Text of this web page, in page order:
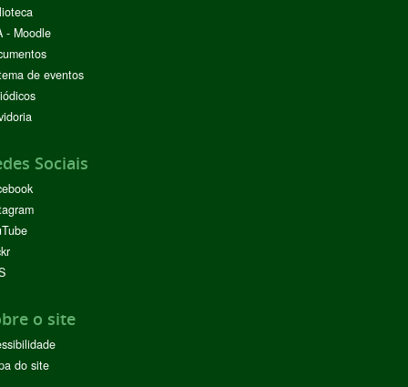
- Moodle
de eventos
Sociais
o site
do site